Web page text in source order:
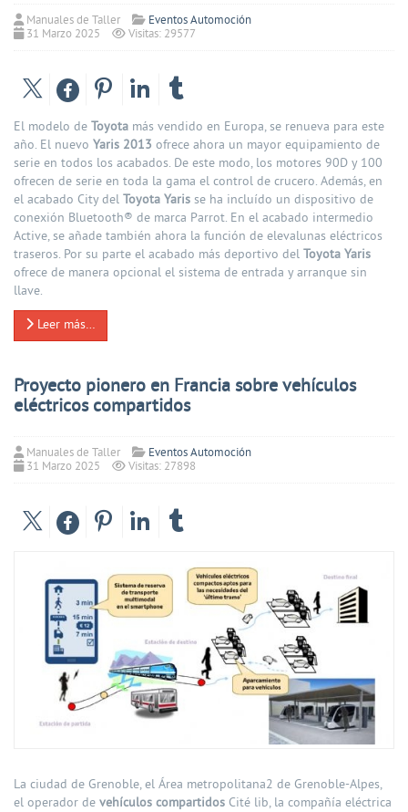
Manuales de Taller
Eventos Automoción
31 Marzo 2025
Visitas: 29577
El modelo de Toyota más vendido en Europa, se renueva para este
año. El nuevo Yaris 2013 ofrece ahora un mayor equipamiento de
serie en todos los acabados. De este modo, los motores 90D y 100
ofrecen de serie en toda la gama el control de crucero. Además, en
el acabado City del Toyota Yaris se ha incluído un dispositivo de
conexión Bluetooth® de marca Parrot. En el acabado intermedio
Active, se añade también ahora la función de elevalunas eléctricos
traseros. Por su parte el acabado más deportivo del Toyota Yaris
ofrece de manera opcional el sistema de entrada y arranque sin
llave.
Leer más…
Proyecto pionero en Francia sobre vehículos
eléctricos compartidos
Manuales de Taller
Eventos Automoción
31 Marzo 2025
Visitas: 27898
La ciudad de Grenoble, el Área metropolitana2 de Grenoble-Alpes,
el operador de vehículos compartidos Cité lib, la compañía eléctrica